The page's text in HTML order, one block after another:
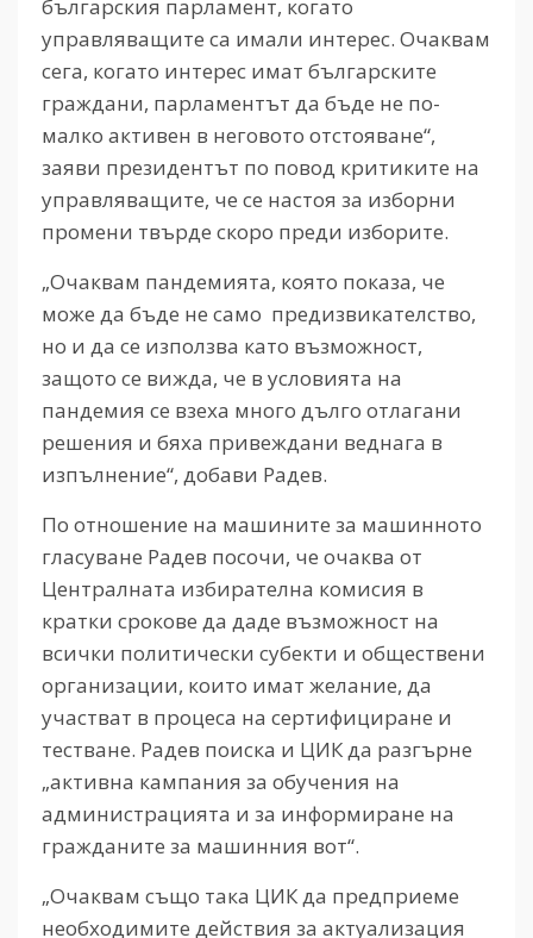
българския парламент, когато
управляващите са имали интерес. Очаквам
сега, когато интерес имат българските
граждани, парламентът да бъде не по-
малко активен в неговото отстояване“,
заяви президентът по повод критиките на
управляващите, че се настоя за изборни
промени твърде скоро преди изборите.
„Очаквам пандемията, която показа, че
може да бъде не само предизвикателство,
но и да се използва като възможност,
защото се вижда, че в условията на
пандемия се взеха много дълго отлагани
решения и бяха привеждани веднага в
изпълнение“, добави Радев.
По отношение на машините за машинното
гласуване Радев посочи, че очаква от
Централната избирателна комисия в
кратки срокове да даде възможност на
всички политически субекти и обществени
организации, които имат желание, да
участват в процеса на сертифициране и
тестване. Радев поиска и ЦИК да разгърне
„активна кампания за обучения на
администрацията и за информиране на
гражданите за машинния вот“.
„Очаквам също така ЦИК да предприеме
необходимите действия за актуализация